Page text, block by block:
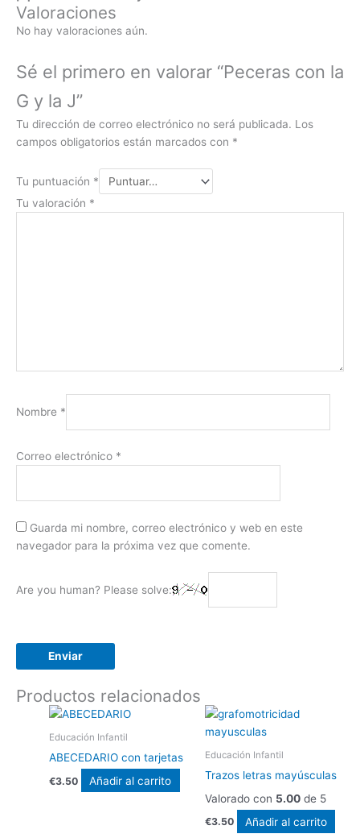
Valoraciones
No hay valoraciones aún.
Sé el primero en valorar “Peceras con la
G y la J”
Tu dirección de correo electrónico no será publicada. Los
campos obligatorios están marcados con *
Tu puntuación *
Tu valoración *
Nombre *
Correo electrónico *
Guarda mi nombre, correo electrónico y web en este
navegador para la próxima vez que comente.
Are you human? Please solve:
Productos relacionados
Educación Infantil
ABECEDARIO con tarjetas
€3.50 Añadir al carrito
Educación Infantil
Trazos letras mayúsculas
Valorado con 5.00de 5
€3.50 Añadir al carrito